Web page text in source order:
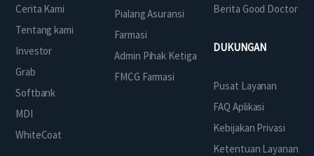
Cerita Kami
Tentang kami
Investor
Grab
Softbank
MDI
WhiteCoat
Pialang Asuransi
Farmasi
Admin Pihak Ketiga
FMCG Farmasi
Berita Good Doctor
DUKUNGAN
Pusat Layanan
FAQ Aplikasi
Kebijakan Privasi
Ketentuan Layanan